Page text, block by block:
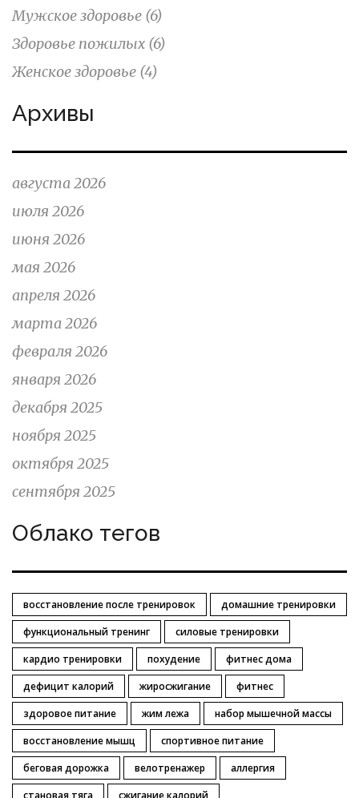
Мужское здоровье (6)
Здоровье пожилых (6)
Женское здоровье (4)
Архивы
августа 2026
июля 2026
июня 2026
мая 2026
апреля 2026
марта 2026
февраля 2026
января 2026
декабря 2025
ноября 2025
октября 2025
сентября 2025
Облако тегов
восстановление после тренировок
домашние тренировки
функциональный тренинг
силовые тренировки
кардио тренировки
похудение
фитнес дома
дефицит калорий
жиросжигание
фитнес
здоровое питание
жим лежа
набор мышечной массы
восстановление мышц
спортивное питание
беговая дорожка
велотренажер
аллергия